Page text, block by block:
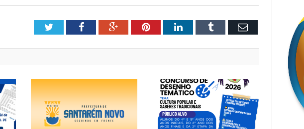
TwitterFacebookGoogle+PinterestLinkedInTumblr Email